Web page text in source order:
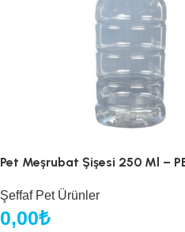
Pet Meşrubat Şişesi 250 Ml –
Şeffaf Pet Ürünler
0,00₺